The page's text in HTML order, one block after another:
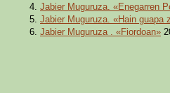
Jabier Muguruza. «Enegarren
Jabier Muguruza. «Hain guapa
Jabier Muguruza . «Fiordoan»